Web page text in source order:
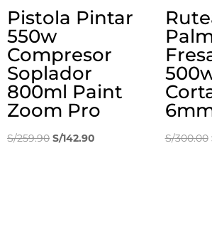
Pistola Pintar
550w
Compresor
Soplador
800ml Paint
Zoom Pro
S/259.90 El
S/142.90 S/300.00